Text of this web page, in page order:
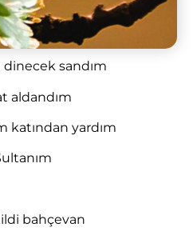
sandım
aldandım
katından yardım
bahçevan